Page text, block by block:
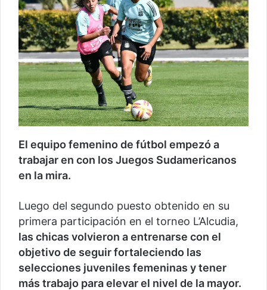
El equipo femenino de fútbol empezó a
trabajar en con los Juegos Sudamericanos
en la mira.
Luego del segundo puesto obtenido en su
primera participación en el torneo L’Alcudia,
las chicas volvieron a entrenarse con el
objetivo de seguir fortaleciendo las
selecciones juveniles femeninas y tener
más trabajo para elevar el nivel de la mayor.